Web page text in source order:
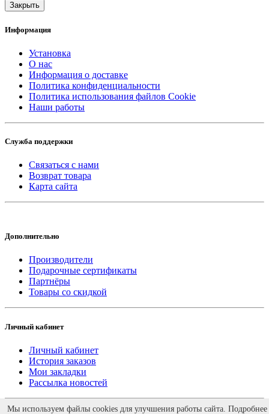
Закрыть
Информация
Установка
О нас
Информация о доставке
Политика конфиденциальности
Политика использования файлов Cookie
Наши работы
Служба поддержки
Связаться с нами
Возврат товара
Карта сайта
Дополнительно
Производители
Подарочные сертификаты
Партнёры
Товары со скидкой
Личный кабинет
Личный кабинет
История заказов
Мои закладки
Рассылка новостей
Работает наocStore
Мы используем файлы cookies для улучшения работы сайта. Подробнее